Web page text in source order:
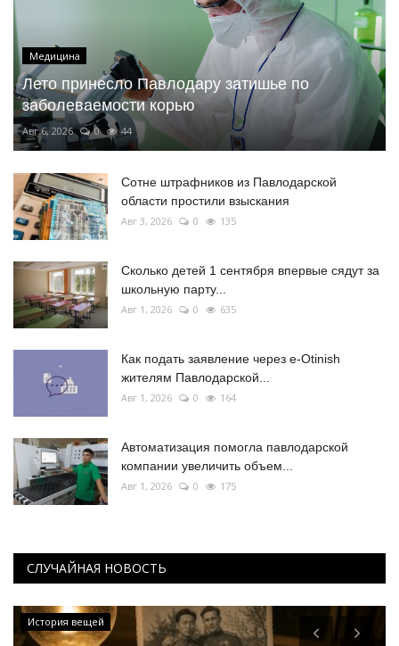
Медицина
Лето принесло Павлодару затишье по
заболеваемости корью
Авг 6, 2026 0 44
Сотне штрафников из Павлодарской
области простили взыскания
Авг 3, 2026 0 135
Сколько детей 1 сентября впервые сядут за
школьную парту...
Авг 1, 2026 0 635
Как подать заявление через e-Otinish
жителям Павлодарской...
Авг 1, 2026 0 164
Автоматизация помогла павлодарской
компании увеличить объем...
Авг 1, 2026 0 175
СЛУЧАЙНАЯ НОВОСТЬ
История вещей